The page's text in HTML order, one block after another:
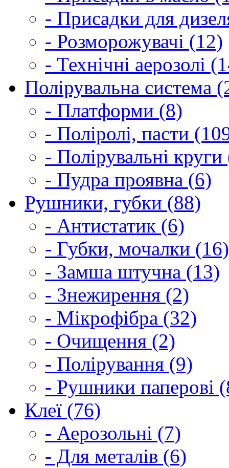
- Присадки для
- Розморожувачі (12)
- Технічні аерозолі
Полірувальна система
- Платформи (8)
- Поліролі, пасти
- Полірувальні
- Пудра проявна (6)
Рушники, губки (88)
- Антистатик (6)
- Губки, мочалки (16)
- Замша штучна (13)
- Знежирення (2)
- Мікрофібра (32)
- Очищення (2)
- Полірування (9)
- Рушники паперові
Клеї (76)
- Аерозольні (7)
- Для металів (6)